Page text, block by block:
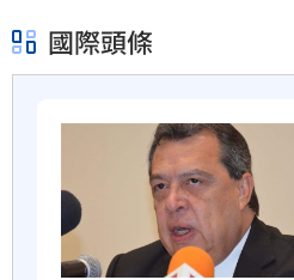
國際頭條